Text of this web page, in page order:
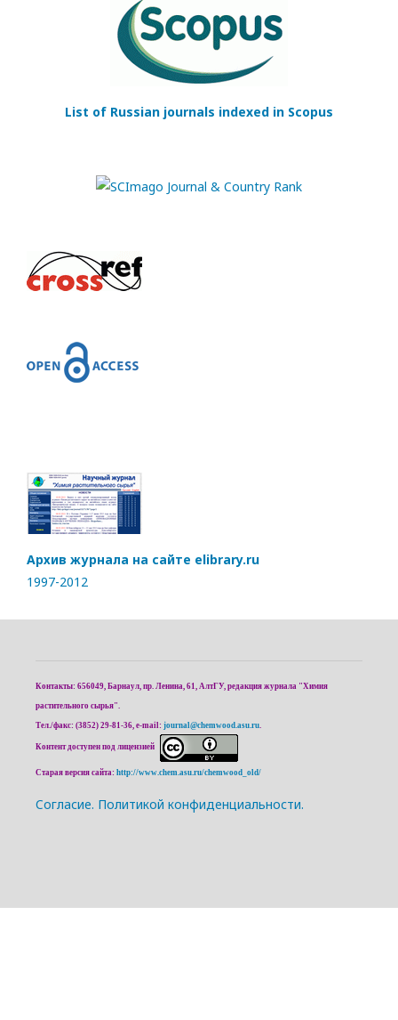
List of Russian journals indexed in Scopus
Архив журнала на сайте elibrary.ru
1997-2012
Контакты: 656049, Барнаул, пр. Ленина, 61, АлтГУ, редакция журнала "Химия
растительного сырья".
Тел./факс: (3852) 29-81-36, e-mail: journal@chemwood.asu.ru
Контент доступен под лицензией
Старая версия сайта: http://www.chem.asu.ru/chemwood_old/
Cогласие. Политикой конфиденциальности.